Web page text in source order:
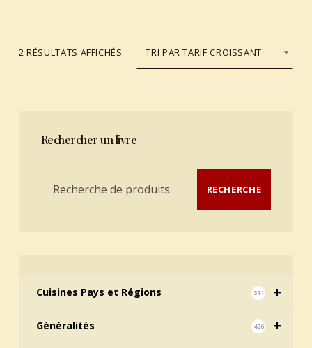
2 RÉSULTATS AFFICHÉS TRIÉ DU PLUS RÉCENT AU PLUS ANCIEN
Rechercher un livre
Recherche pour : RECHERCHE
+
Cuisines Pays et Régions 311
+
Généralités 436